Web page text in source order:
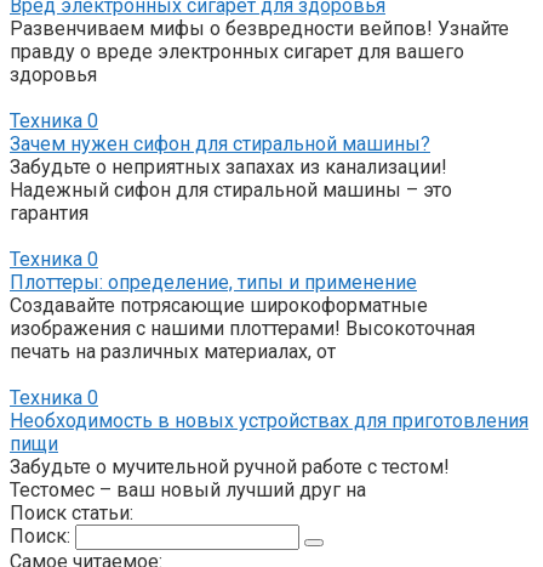
Вред электронных сигарет для здоровья
Развенчиваем мифы о безвредности вейпов! Узнайте
правду о вреде электронных сигарет для вашего
здоровья
Техника 0
Зачем нужен сифон для стиральной машины?
Забудьте о неприятных запахах из канализации!
Надежный сифон для стиральной машины – это
гарантия
Техника 0
Плоттеры: определение, типы и применение
Создавайте потрясающие широкоформатные
изображения с нашими плоттерами! Высокоточная
печать на различных материалах, от
Техника 0
Необходимость в новых устройствах для приготовления
пищи
Забудьте о мучительной ручной работе с тестом!
Тестомес – ваш новый лучший друг на
Поиск статьи:
Поиск:
Самое читаемое: